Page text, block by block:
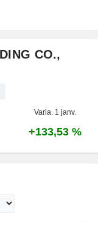
CO.,
Varia. 1 janv.
+133,53 %